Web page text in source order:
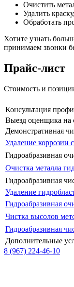
Очистить
Удалить
Обработать
Хотите узнать
принимаем звонки
Прайс-лист
Стоимость и
Консультация
Выезд оценщика на
Демонстративная
Удаление коррозии
Гидроабразивная
Очистка металла
Гидроабразивная
Удаление
Гидроабразивная
Чистка высолов
Гидроабразивная
Дополнительные
8 (967) 224-46-10